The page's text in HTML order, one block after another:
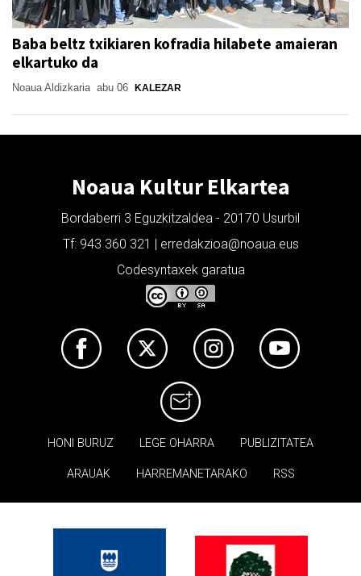
Baba beltz txikiaren kofradia hilabete amaieran
elkartuko da
Noaua Aldizkaria abu 06 KALEZAR
Noaua Kultur Elkartea
Bordaberri 3 Eguzkitzaldea - 20170 Usurbil
Tf: 943 360 321 | erredakzioa@noaua.eus
Codesyntaxek garatua
HONI BURUZ LEGE OHARRA PUBLIZITATEA
ARAUAK HARREMANETARAKO RSS